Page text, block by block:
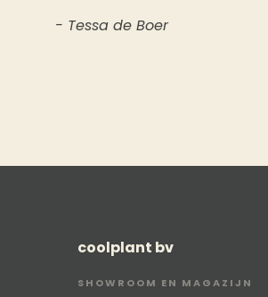
- Tessa de Boer
coolplant bv
SHOWROOM EN MAGAZIJN